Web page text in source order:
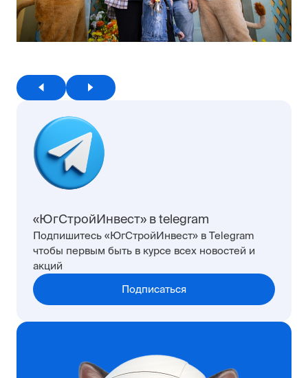
«ЮгСтройИнвест» в telegram
Подпишитесь «ЮгСтройИнвест» в Telegram
чтобы первым быть в курсе всех новостей и
акций
Подписаться